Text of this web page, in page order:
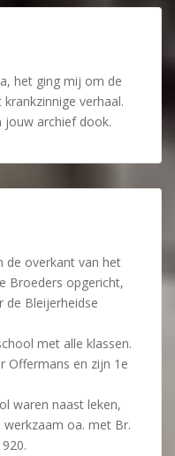
het ging mij om de
verhaal.
jouw archief dook.
de overkant van het
Broeders opgericht,
de Bleijerheidse
met alle klassen.
Offermans en zijn 1e
waren naast leken,
oa. met Br.